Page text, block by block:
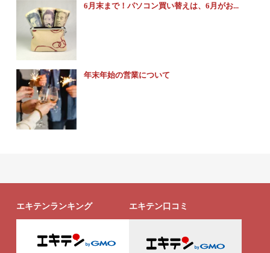
6月末まで！パソコン買い替えは、6月がお...
年末年始の営業について
エキテンランキング エキテン口コミ